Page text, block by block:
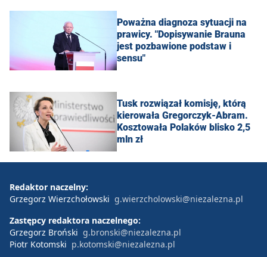
Poważna diagnoza sytuacji na
prawicy. "Dopisywanie Brauna
jest pozbawione podstaw i
sensu"
Tusk rozwiązał komisję, którą
kierowała Gregorczyk-Abram.
Kosztowała Polaków blisko 2,5
mln zł
Redaktor naczelny:
Grzegorz Wierzchołowski g.wierzcholowski@niezalezna.pl
Zastępcy redaktora naczelnego:
Grzegorz Broński g.bronski@niezalezna.pl
Piotr Kotomski p.kotomski@niezalezna.pl